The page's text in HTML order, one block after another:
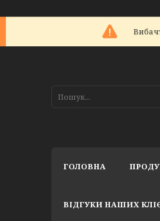
ГОЛОВНА
ВІДГУКИ НАШИХ